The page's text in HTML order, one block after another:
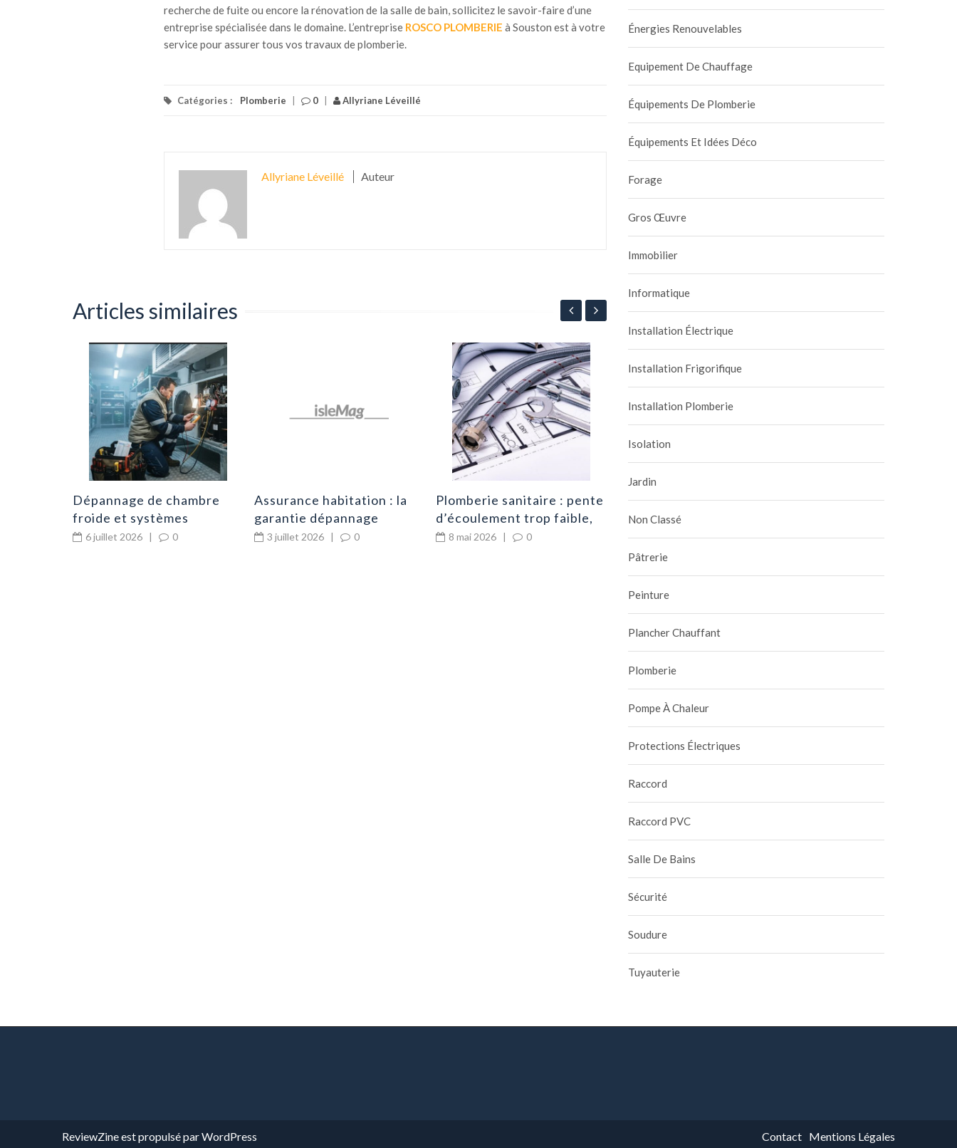
recherche de fuite ou encore la rénovation de la salle de bain, sollicitez le savoir-faire d’une
entreprise spécialisée dans le domaine. L’entreprise ROSCO PLOMBERIE à Souston est à votre
service pour assurer tous vos travaux de plomberie.
Catégories : Plomberie 0 Allyriane Léveillé
Allyriane Léveillé Auteur
Articles similaires
Dépannage de chambre
froide et systèmes
frigorifiques en cuisine
6 juillet 2026 | 0
Assurance habitation : la
garantie dépannage
d’urgence couvre-t-elle le
3 juillet 2026 | 0
Plomberie sanitaire : pente
d’écoulement trop faible,
risques de bouchons à
8 mai 2026 | 0
Travaux de plomberie :
choisir une vanne d’arrêt
durabilité
Énergies Renouvelables
Equipement De Chauffage
Équipements De Plomberie
Équipements Et Idées Déco
Forage
Gros Œuvre
Immobilier
Informatique
Installation Électrique
Installation Frigorifique
Installation Plomberie
Isolation
Jardin
Non Classé
Pâtrerie
Peinture
Plancher Chauffant
Plomberie
Pompe À Chaleur
Protections Électriques
Raccord
Raccord PVC
Salle De Bains
Sécurité
Soudure
Tuyauterie
ReviewZineest propulsé parWordPress Contact Mentions Légales